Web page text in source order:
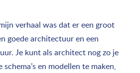
verhaal was dat er een groot
goede architectuur en een
Je kunt als architect nog zo je
en modellen te maken,